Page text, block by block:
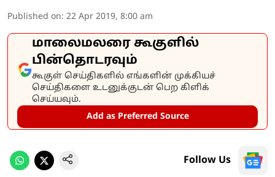
Published on: 22 Apr 2019, 8:00 am
மாலைமலரை கூகுளில்
பின்தொடரவும்
கூகுள் செய்திகளில் எங்களின் முக்கியச்
செய்திகளை உடனுக்குடன் பெற கிளிக்
செய்யவும்.
Add as Preferred Source
Follow Us